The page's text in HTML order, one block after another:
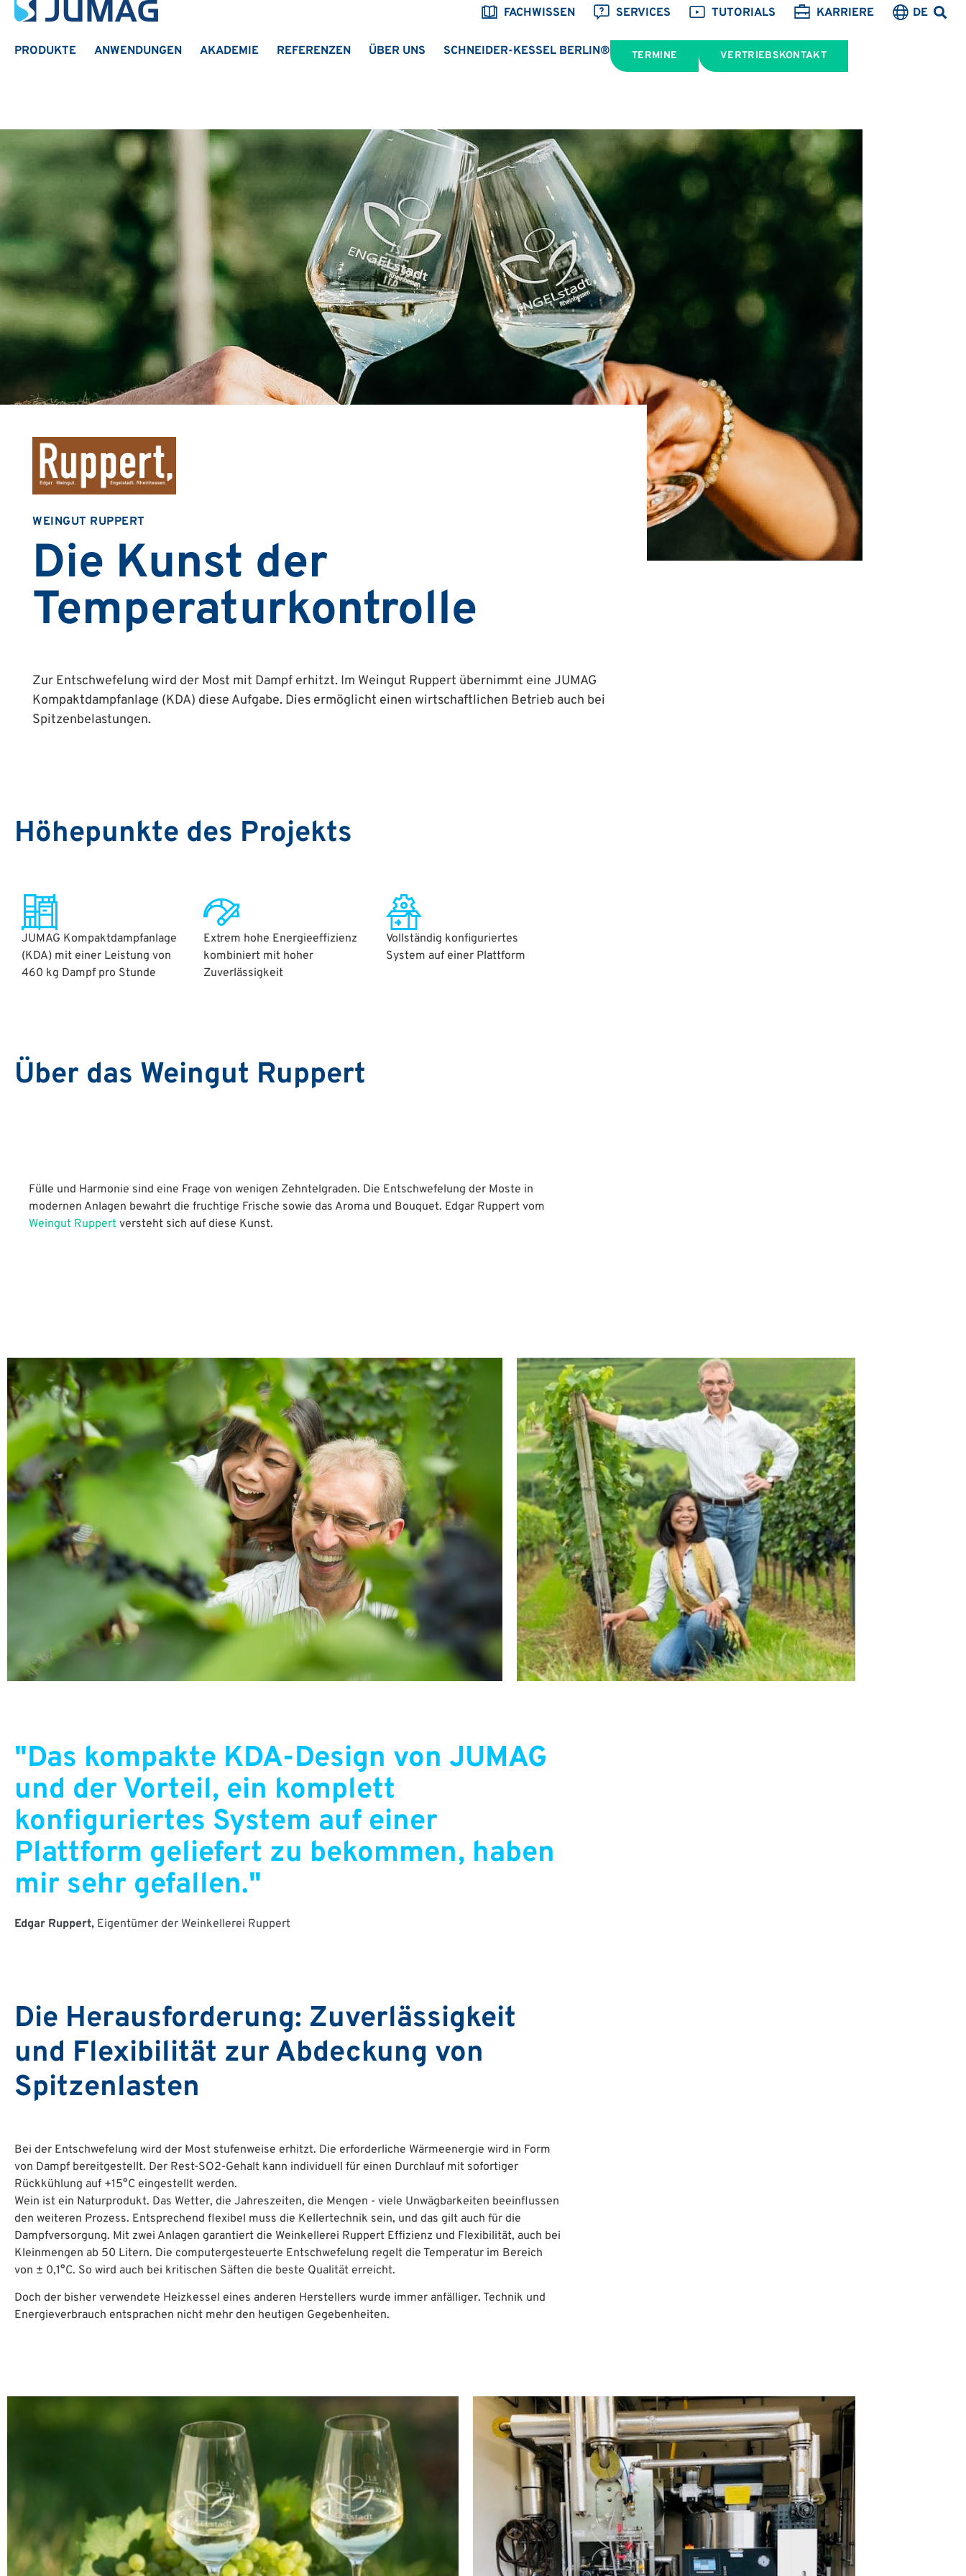
FACHWISSEN SERVICES TUTORIALS KARRIERE DE
PRODUKTE ANWENDUNGEN AKADEMIE REFERENZEN ÜBER UNS SCHNEIDER-KESSEL BERLIN® TERMINE VERTRIEBSKONTAKT
WEINGUT RUPPERT
Die Kunst der
Temperaturkontrolle
Zur Entschwefelung wird der Most mit Dampf erhitzt. Im Weingut Ruppert übernimmt eine JUMAG
Kompaktdampfanlage (KDA) diese Aufgabe. Dies ermöglicht einen wirtschaftlichen Betrieb auch bei
Spitzenbelastungen.
Höhepunkte des Projekts
JUMAG Kompaktdampfanlage
(KDA) mit einer Leistung von
460 kg Dampf pro Stunde
Extrem hohe Energieeffizienz
kombiniert mit hoher
Zuverlässigkeit
Vollständig konfiguriertes
System auf einer Plattform
Über das Weingut Ruppert
Fülle und Harmonie sind eine Frage von wenigen Zehntelgraden. Die Entschwefelung der Moste in
modernen Anlagen bewahrt die fruchtige Frische sowie das Aroma und Bouquet. Edgar Ruppert vom
Weingut Ruppert versteht sich auf diese Kunst.
"Das kompakte KDA-Design von JUMAG
und der Vorteil, ein komplett
konfiguriertes System auf einer
Plattform geliefert zu bekommen, haben
mir sehr gefallen."
Edgar Ruppert, Eigentümer der Weinkellerei Ruppert
Die Herausforderung: Zuverlässigkeit
und Flexibilität zur Abdeckung von
Spitzenlasten
Bei der Entschwefelung wird der Most stufenweise erhitzt. Die erforderliche Wärmeenergie wird in Form
von Dampf bereitgestellt. Der Rest-SO2-Gehalt kann individuell für einen Durchlauf mit sofortiger
Rückkühlung auf +15°C eingestellt werden.
Wein ist ein Naturprodukt. Das Wetter, die Jahreszeiten, die Mengen - viele Unwägbarkeiten beeinflussen
den weiteren Prozess. Entsprechend flexibel muss die Kellertechnik sein, und das gilt auch für die
Dampfversorgung. Mit zwei Anlagen garantiert die Weinkellerei Ruppert Effizienz und Flexibilität, auch bei
Kleinmengen ab 50 Litern. Die computergesteuerte Entschwefelung regelt die Temperatur im Bereich
von ± 0,1°C. So wird auch bei kritischen Säften die beste Qualität erreicht.
Doch der bisher verwendete Heizkessel eines anderen Herstellers wurde immer anfälliger. Technik und
Energieverbrauch entsprachen nicht mehr den heutigen Gegebenheiten.